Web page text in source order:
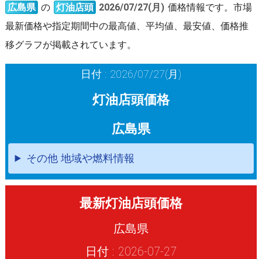
広島県 の 灯油店頭 2026/07/27(月) 価格情報です。市場
最新価格や指定期間中の最高値、平均値、最安値、価格推
移グラフが掲載されています。
日付 : 2026/07/27(月)
灯油店頭価格
広島県
その他 地域や燃料情報
最新灯油店頭価格
広島県
日付 : 2026-07-27